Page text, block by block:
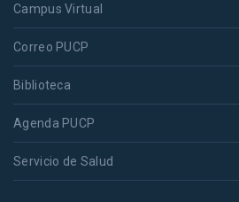
Campus Virtual
Correo PUCP
Biblioteca
Agenda PUCP
Servicio de Salud